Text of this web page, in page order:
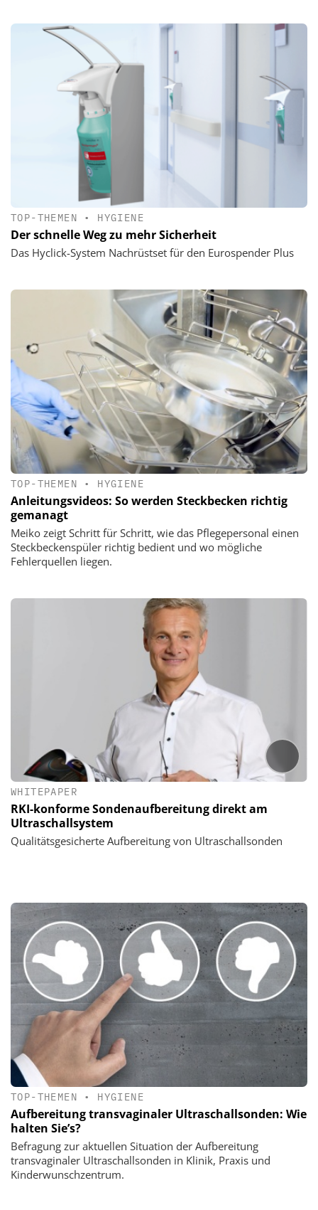
TOP-THEMEN • HYGIENE
Der schnelle Weg zu mehr Sicherheit
Das Hyclick-System Nachrüstset für den Eurospender Plus
TOP-THEMEN • HYGIENE
Anleitungsvideos: So werden Steckbecken richtig
gemanagt
Meiko zeigt Schritt für Schritt, wie das Pflegepersonal einen
Steckbeckenspüler richtig bedient und wo mögliche
Fehlerquellen liegen.
WHITEPAPER
RKI-konforme Sondenaufbereitung direkt am
Ultraschallsystem
Qualitätsgesicherte Aufbereitung von Ultraschallsonden
TOP-THEMEN • HYGIENE
Aufbereitung transvaginaler Ultraschallsonden: Wie
halten Sie’s?
Befragung zur aktuellen Situation der Aufbereitung
transvaginaler Ultraschallsonden in Klinik, Praxis und
Kinderwunschzentrum.